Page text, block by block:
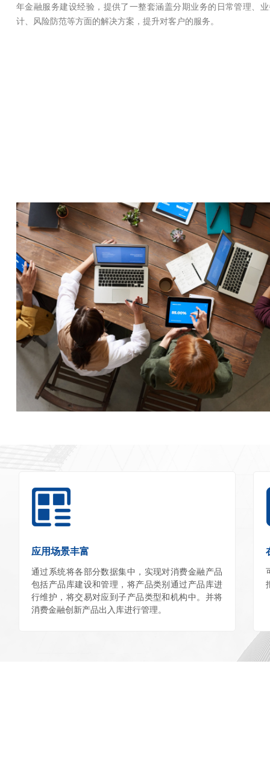
年金融服务建设经验，提供了一整套涵盖分期业务的日常管理、
计、风险防范等方面的解决方案，提升对客户的服务。
应用场景丰富
通过系统将各部分数据集中，实现对消费金融产品
包括产品库建设和管理，将产品类别通过产品库进
行维护，将交易对应到子产品类型和机构中。并将
消费金融创新产品出入库进行管理。